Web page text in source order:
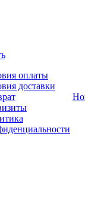
оплаты
доставки